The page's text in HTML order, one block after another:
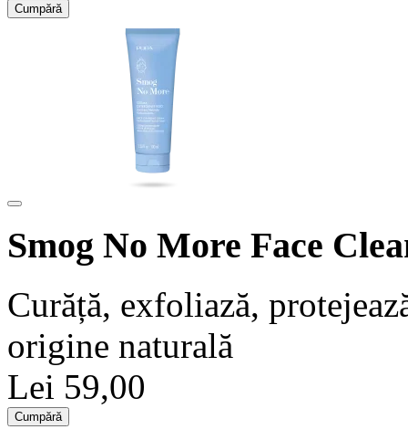
Cumpără
Smog No More Face
Curăță, exfoliază,
origine naturală
Lei 59,00
Cumpără